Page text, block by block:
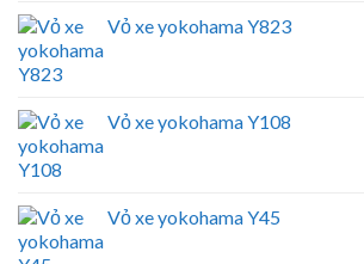
Vỏ xe yokohama Y823
Vỏ xe yokohama Y108
Vỏ xe yokohama Y45